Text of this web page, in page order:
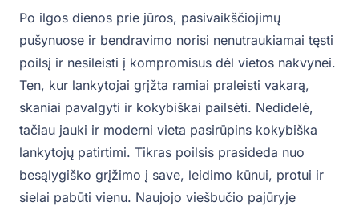
Po ilgos dienos prie jūros, pasivaikščiojimų
pušynuose ir bendravimo norisi nenutraukiamai tęsti
poilsį ir nesileisti į kompromisus dėl vietos nakvynei.
Ten, kur lankytojai grįžta ramiai praleisti vakarą,
skaniai pavalgyti ir kokybiškai pailsėti. Nedidelė,
tačiau jauki ir moderni vieta pasirūpins kokybiška
lankytojų patirtimi. Tikras poilsis prasideda nuo
besąlygiško grįžimo į save, leidimo kūnui, protui ir
sielai pabūti vienu. Naujojo viešbučio pajūryje